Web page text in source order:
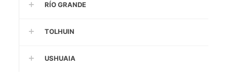
RÍO GRANDE
TOLHUIN
USHUAIA